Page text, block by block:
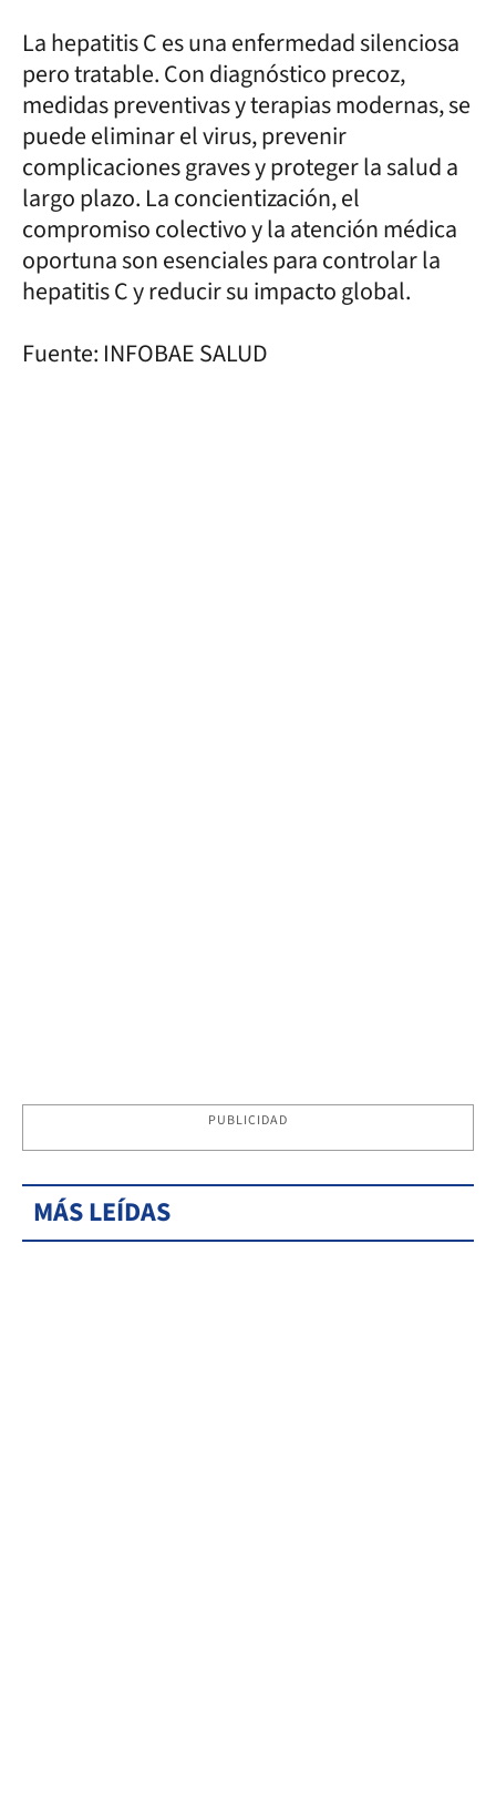
La hepatitis C es una enfermedad silenciosa
pero tratable. Con diagnóstico precoz,
medidas preventivas y terapias modernas, se
puede eliminar el virus, prevenir
complicaciones graves y proteger la salud a
largo plazo. La concientización, el
compromiso colectivo y la atención médica
oportuna son esenciales para controlar la
hepatitis C y reducir su impacto global.
Fuente: INFOBAE SALUD
PUBLICIDAD
MÁS LEÍDAS